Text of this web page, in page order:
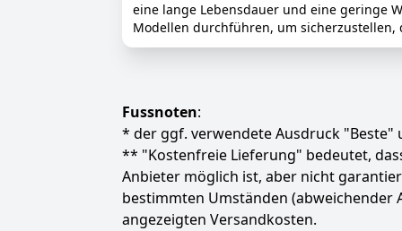
eine lange Lebensdauer und eine geringe
Modellen durchführen, um sicherzustellen,
Fussnoten:
* der ggf. verwendete Ausdruck "Beste"
** "Kostenfreie Lieferung" bedeutet,
Anbieter möglich ist, aber nicht
bestimmten Umständen (abweichender
angezeigten Versandkosten.